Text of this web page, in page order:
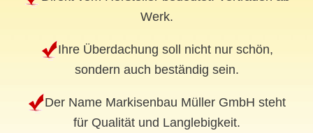
Werk.
Ihre Überdachung soll nicht nur schön,
sondern auch beständig sein.
Der Name Markisenbau Müller GmbH steht
für Qualität und Langlebigkeit.